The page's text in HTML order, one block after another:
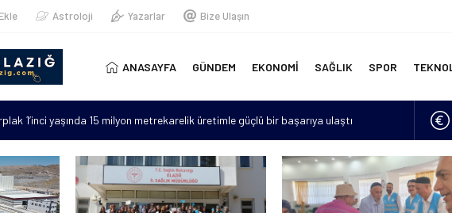
Astroloji Yazarlar Bize Ulaşın
ANASAYFA GÜNDEM EKONOMİ SAĞLIK SPOR
uyarı: “Hava sıcaklıkları mevsim normallerinin 4 ila 6 derece üzerine
gazından şehit olan asker sayısı 12’ye yükseldi